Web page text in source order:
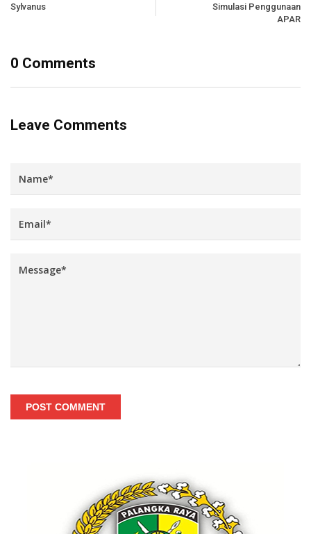
Sylvanus
Simulasi Penggunaan
APAR
0 Comments
Leave Comments
POST COMMENT